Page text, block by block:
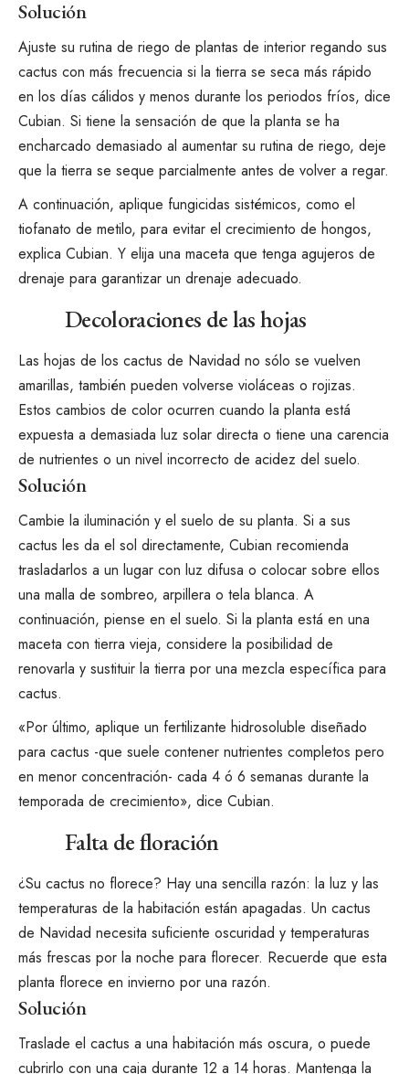
Solución
Ajuste su rutina de riego de plantas de interior regando sus
cactus con más frecuencia si la tierra se seca más rápido
en los días cálidos y menos durante los periodos fríos, dice
Cubian. Si tiene la sensación de que la planta se ha
encharcado demasiado al aumentar su rutina de riego, deje
que la tierra se seque parcialmente antes de volver a regar.
A continuación, aplique fungicidas sistémicos, como el
tiofanato de metilo, para evitar el crecimiento de hongos,
explica Cubian. Y elija una maceta que tenga agujeros de
drenaje para garantizar un drenaje adecuado.
Decoloraciones de las hojas
Las hojas de los cactus de Navidad no sólo se vuelven
amarillas, también pueden volverse violáceas o rojizas.
Estos cambios de color ocurren cuando la planta está
expuesta a demasiada luz solar directa o tiene una carencia
de nutrientes o un nivel incorrecto de acidez del suelo.
Solución
Cambie la iluminación y el suelo de su planta. Si a sus
cactus les da el sol directamente, Cubian recomienda
trasladarlos a un lugar con luz difusa o colocar sobre ellos
una malla de sombreo, arpillera o tela blanca. A
continuación, piense en el suelo. Si la planta está en una
maceta con tierra vieja, considere la posibilidad de
renovarla y sustituir la tierra por una mezcla específica para
cactus.
«Por último, aplique un fertilizante hidrosoluble diseñado
para cactus -que suele contener nutrientes completos pero
en menor concentración- cada 4 ó 6 semanas durante la
temporada de crecimiento», dice Cubian.
Falta de floración
¿Su cactus no florece? Hay una sencilla razón: la luz y las
temperaturas de la habitación están apagadas. Un cactus
de Navidad necesita suficiente oscuridad y temperaturas
más frescas por la noche para florecer. Recuerde que esta
planta florece en invierno por una razón.
Solución
Traslade el cactus a una habitación más oscura, o puede
cubrirlo con una caja durante 12 a 14 horas. Mantenga la